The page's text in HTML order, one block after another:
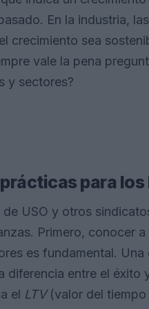
En la industria,
crecimiento sea
vale la pena
y sectores?
para
de USO y otros
Primero, conocer
es fundamental.
diferencia entre el
el LTV(valor del tiempo